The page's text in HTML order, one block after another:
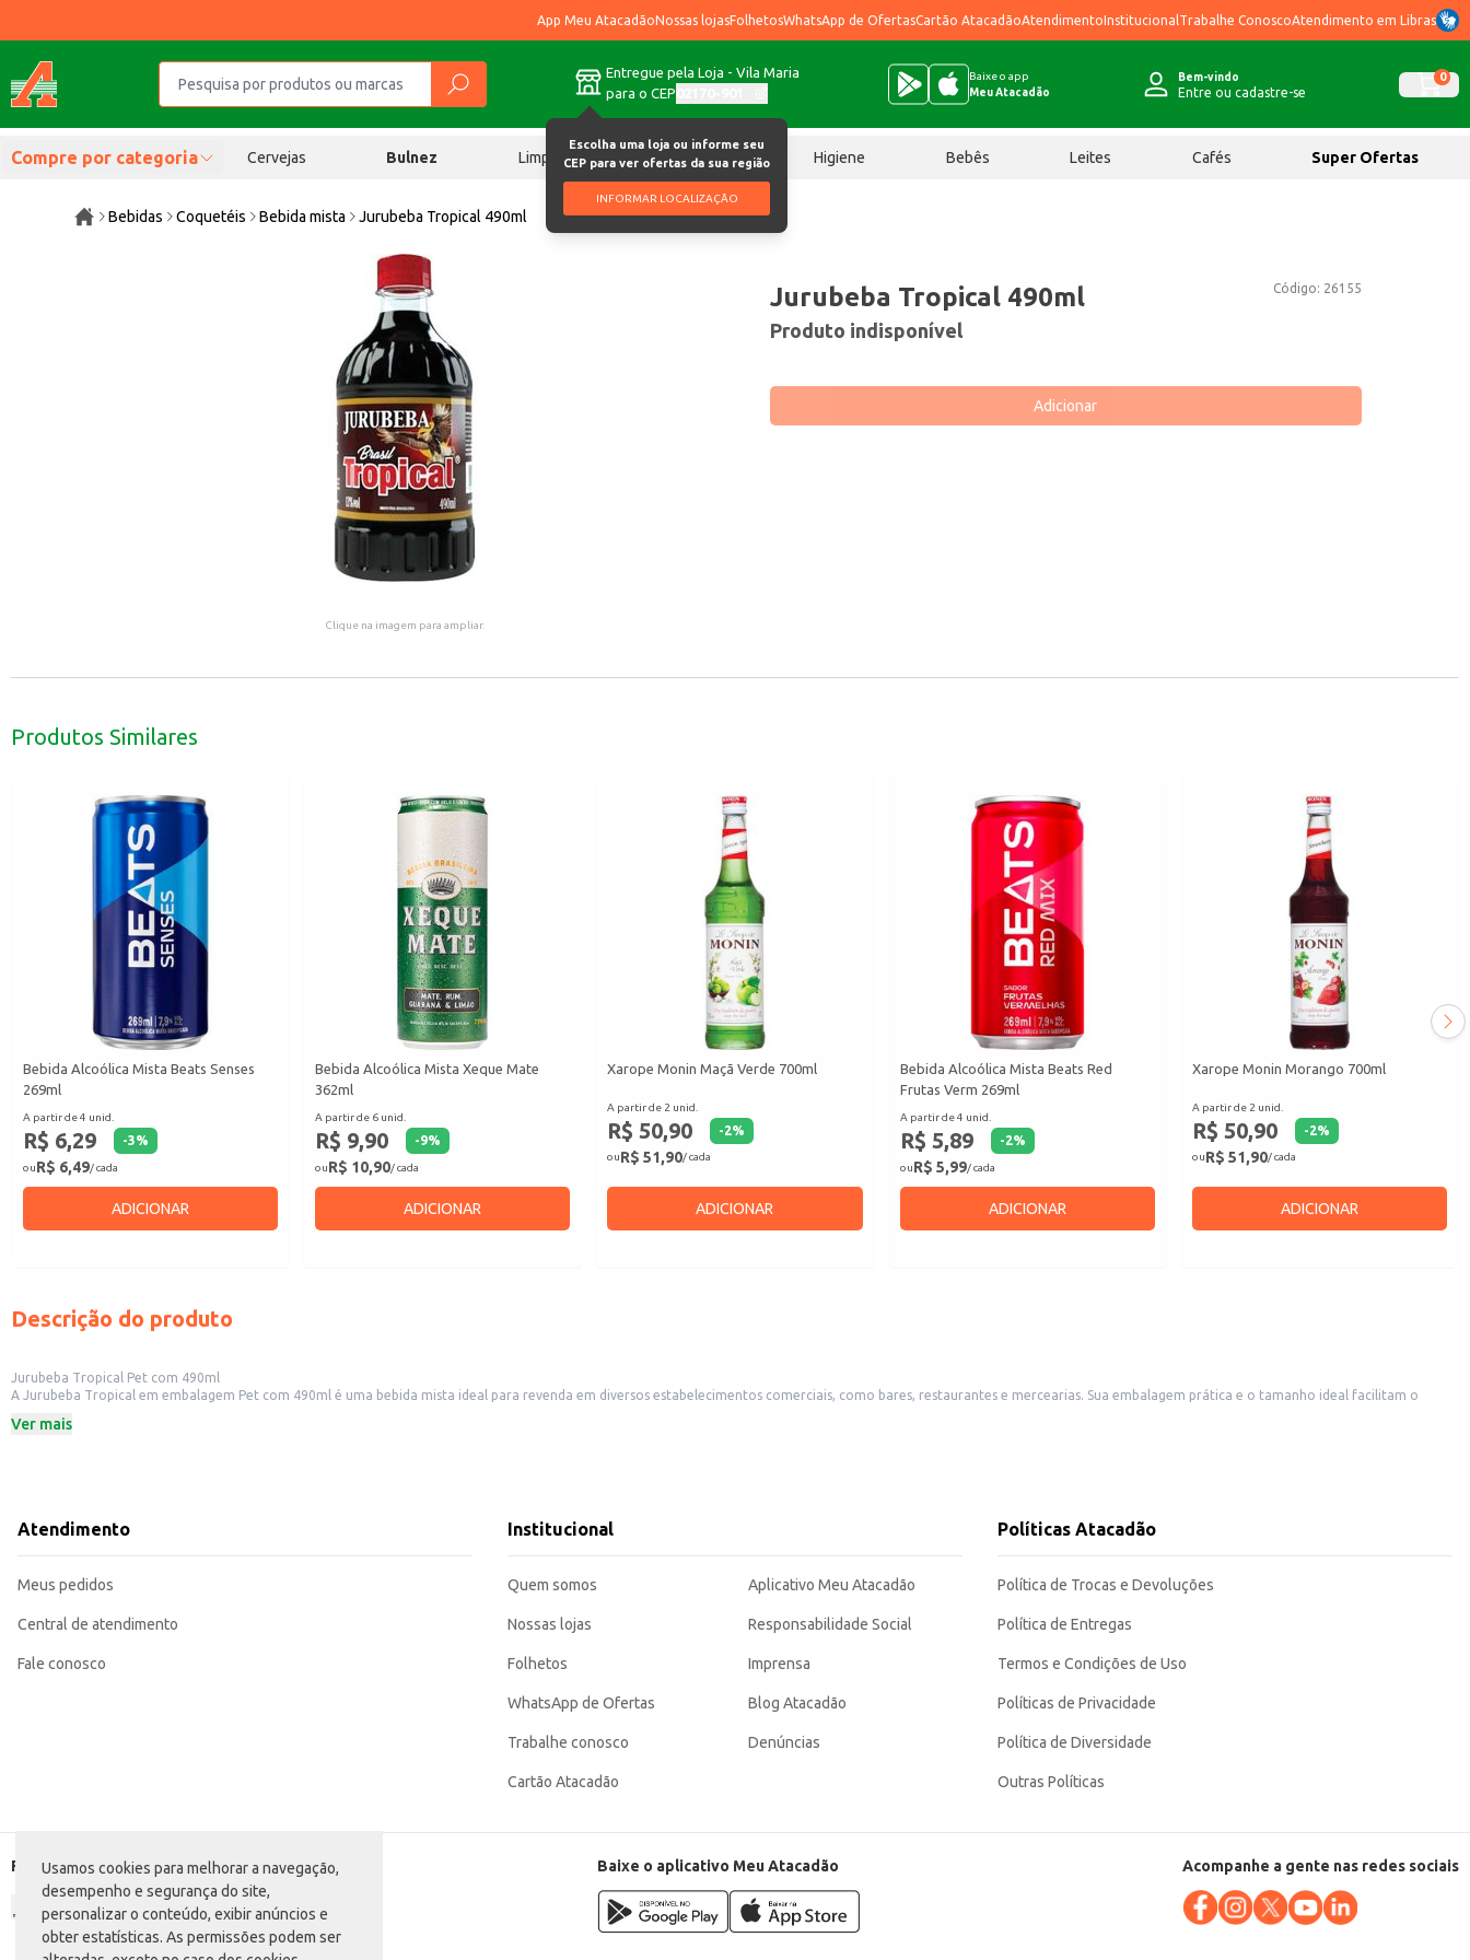
Usamos cookies para melhorar a navegação,
desempenho e segurança do site,
personalizar o conteúdo, exibir anúncios e
obter estatísticas. As permissões podem ser
App Meu AtacadãoNossas lojasFolhetosWhatsApp de OfertasCartão AtacadãoAtendimentoInstitucional Trabalhe ConoscoAtendimento em Libras
Entregue pela Loja - Vila Maria
para o CEP
Escolha uma loja ou informe seu
CEP para ver ofertas da sua região
INFORMAR LOCALIZAÇÃO
Baixe o app
Meu Atacadão
Bem-vindo
Entre ou cadastre-se
0
Compre por categoria Cervejas Bulnez Limpeza Chocolates Higiene Bebês Leites Cafés Super Ofertas
Bebidas Coquetéis Bebida mista Jurubeba Tropical 490ml
Clique na imagem para ampliar.
Código: 26155
Jurubeba Tropical 490ml
Produto indisponível
Adicionar
Produtos Similares
Bebida Alcoólica Mista Beats Senses
269ml
A partir de 4 unid.
R$ 6,29 -3%
ouR$ 6,49/ cada
ADICIONAR
Bebida Alcoólica Mista Xeque Mate
362ml
A partir de 6 unid.
R$ 9,90 -9%
ouR$ 10,90/ cada
ADICIONAR
Xarope Monin Maçã Verde 700ml
A partir de 2 unid.
R$ 50,90 -2%
ouR$ 51,90/ cada
ADICIONAR
Bebida Alcoólica Mista Beats Red
Frutas Verm 269ml
A partir de 4 unid.
R$ 5,89 -2%
ouR$ 5,99/ cada
ADICIONAR
Xarope Monin Morango 700ml
A partir de 2 unid.
R$ 50,90 -2%
ouR$ 51,90/ cada
ADICIONAR
Descrição do produto
Jurubeba Tropical Pet com 490ml
A Jurubeba Tropical em embalagem Pet com 490ml é uma bebida mista ideal para revenda em diversos estabelecimentos comerciais, como bares, restaurantes e mercearias. Sua embalagem prática e o tamanho ideal facilitam o
Ideal para revenda em bares, restaurantes e mercearias.
Ver mais
Atendimento
Meus pedidos
Central de atendimento
Fale conosco
Institucional
Quem somos
Nossas lojas
Folhetos
WhatsApp de Ofertas
Trabalhe conosco
Cartão Atacadão
Aplicativo Meu Atacadão
Responsabilidade Social
Imprensa
Blog Atacadão
Denúncias
Políticas Atacadão
Política de Trocas e Devoluções
Política de Entregas
Termos e Condições de Uso
Políticas de Privacidade
Política de Diversidade
Outras Políticas
Formas de pagamento Baixe o aplicativo Meu Atacadão Acompanhe a gente nas redes sociais